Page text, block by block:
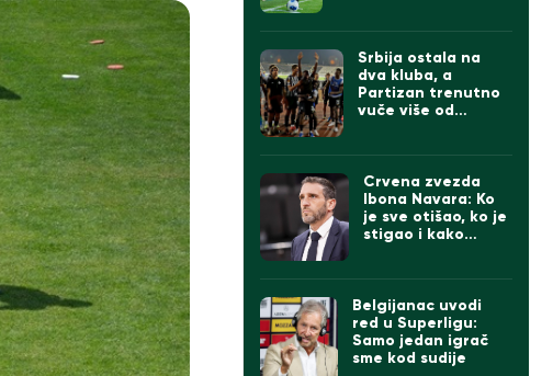
Srbija ostala na
dva kluba, a
Partizan trenutno
vuče više od
Crvena zvezda
Ibona Navara: Ko
je sve otišao, ko je
stigao i kako
Belgijanac uvodi
red u Superligu:
Samo jedan igrač
sme kod sudije